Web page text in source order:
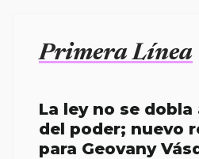
Primera Línea
La ley no se
del poder; nuevo
para Geovany